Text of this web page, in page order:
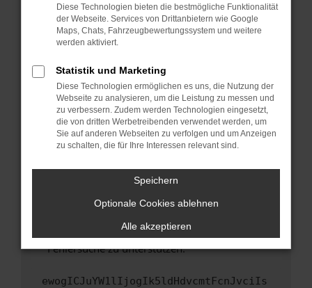
Starte dein Gerät neu.
Das kann manchmal helfen, vorübergehende
Probleme zu beheben.
Betriebssystem auf dem neuesten Stand
sind.
Veraltete Software birgt nicht nur ein
Sicherheitsrisiko, sondern kann auch dazu
führen, dass bestimmte Funktionen nicht mehr
unterstützt werden.
Wende dich an den Webseitenbetreiber.
Wenn du alle oben genannten Schritte versucht
hast, kontaktiere uns bitte. Wir werden
uns diesen Text schicken, um uns bei der
Fehlersuche zu unterstützen:
ewogICJuYW1lIjogIk5ldHdvcmtFcnJvciIs
Diese Technologien bieten die bestmögliche Funktionalität
der Webseite. Services von Drittanbietern wie Google
Maps, Chats, Fahrzeugbewertungssystem und weitere
werden aktiviert.
Statistik und Marketing
Diese Technologien ermöglichen es uns, die Nutzung der
Webseite zu analysieren, um die Leistung zu messen und
zu verbessern. Zudem werden Technologien eingesetzt,
die von dritten Werbetreibenden verwendet werden, um
Sie auf anderen Webseiten zu verfolgen und um Anzeigen
zu schalten, die für Ihre Interessen relevant sind.
Speichern
Optionale Cookies ablehnen
Alle akzeptieren